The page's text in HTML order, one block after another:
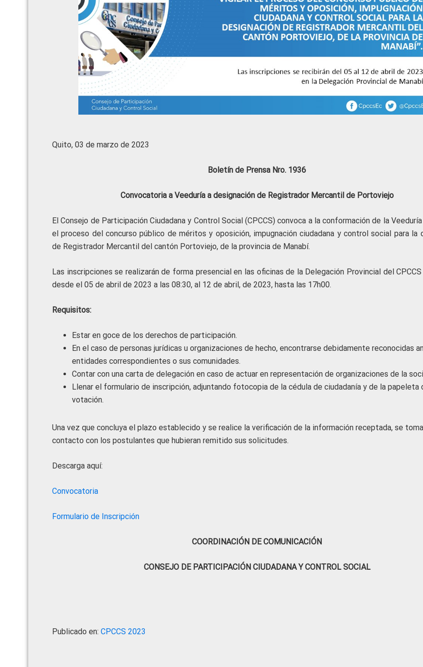
Quito, 03 de marzo de 2023
Boletín de Prensa Nro. 1936
Convocatoria a Veeduría a designación de Registrador Mercantil de Portoviejo
El Consejo de Participación Ciudadana y Control Social (CPCCS) convoca a la conformación de la
el proceso del concurso público de méritos y oposición, impugnación ciudadana y control social para la
de Registrador Mercantil del cantón Portoviejo, de la provincia de Manabí.
Las inscripciones se realizarán de forma presencial en las oficinas de la Delegación Provincial del
desde el 05 de abril de 2023 a las 08:30, al 12 de abril, de 2023, hasta las 17h00.
Requisitos:
Estar en goce de los derechos de participación.
En el caso de personas jurídicas u organizaciones de hecho, encontrarse debidamente reconocidas
entidades correspondientes o sus comunidades.
Contar con una carta de delegación en caso de actuar en representación de organizaciones de la
Llenar el formulario de inscripción, adjuntando fotocopia de la cédula de ciudadanía y de la papeleta
votación.
Una vez que concluya el plazo establecido y se realice la verificación de la información receptada, se
contacto con los postulantes que hubieran remitido sus solicitudes.
Descarga aquí:
Convocatoria
Formulario de Inscripción
COORDINACIÓN DE COMUNICACIÓN
CONSEJO DE PARTICIPACIÓN CIUDADANA Y CONTROL SOCIAL
Publicado en: CPCCS 2023